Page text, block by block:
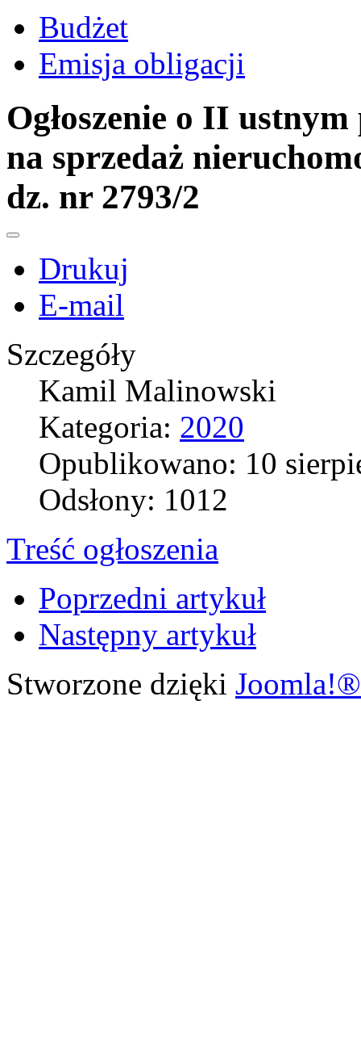
Budżet
Emisja obligacji
Ogłoszenie o II
na sprzedaż
dz. nr 2793/2
Drukuj
E-mail
Szczegóły
Kamil Malinowski
Kategoria: 2020
Opublikowano: 10
Odsłony: 1012
Treść ogłoszenia
Poprzedni artykuł
Następny artykuł
Stworzone dzięki Joomla!®